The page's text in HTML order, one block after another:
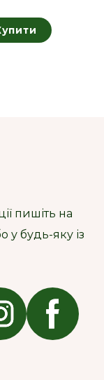
пишіть на
у будь-яку із